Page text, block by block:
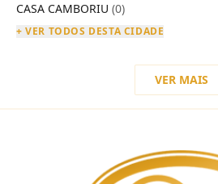
CASA CAMBORIU (0)
+ VER TODOS DESTA CIDADE
VER MAIS